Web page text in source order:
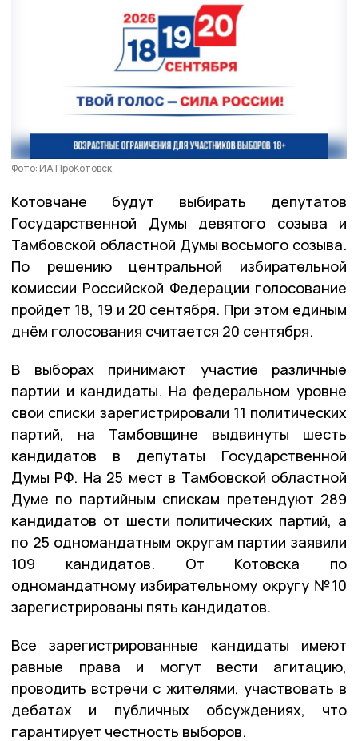
Фото: ИА ПроКотовск
Котовчане будут выбирать депутатов
Государственной Думы девятого созыва и
Тамбовской областной Думы восьмого созыва.
По решению центральной избирательной
комиссии Российской Федерации голосование
пройдет 18, 19 и 20 сентября. При этом единым
днём голосования считается 20 сентября.
В выборах принимают участие различные
партии и кандидаты. На федеральном уровне
свои списки зарегистрировали 11 политических
партий, на Тамбовщине выдвинуты шесть
кандидатов в депутаты Государственной
Думы РФ. На 25 мест в Тамбовской областной
Думе по партийным спискам претендуют 289
кандидатов от шести политических партий, а
по 25 одномандатным округам партии заявили
109 кандидатов. От Котовска по
одномандатному избирательному округу №10
зарегистрированы пять кандидатов.
Все зарегистрированные кандидаты имеют
равные права и могут вести агитацию,
проводить встречи с жителями, участвовать в
дебатах и публичных обсуждениях, что
гарантирует честность выборов.